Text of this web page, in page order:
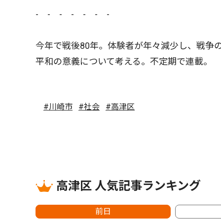
- - - - - - -
今年で戦後80年。体験者が年々減少し、戦争
平和の意義について考える。不定期で連載。
#川崎市 #社会 #高津区
高津区 人気記事ランキング
前日